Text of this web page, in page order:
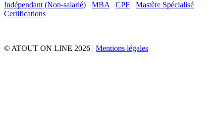
Indépendant (Non-salarié)
MBA CPF
Mastère Spécialisé
Certifications
© ATOUT ON LINE 2026 | Mentions légales